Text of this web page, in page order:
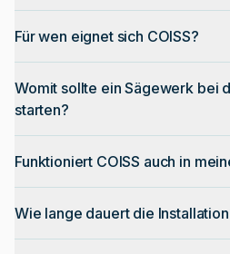
Für wen eignet sich COISS?
Womit sollte ein Sägewerk bei
starten?
Funktioniert COISS auch in
Wie lange dauert die